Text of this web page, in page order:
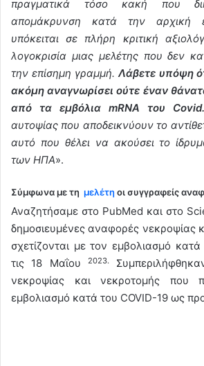
πραγματικά τόσο κακή που
απομάκρυνση κατά την αρχική
υπόκειται σε πλήρη κριτική
λογοκρισία μιας μελέτης που δεν
την επίσημη γραμμή. Λάβετε υπόψη
ακόμη αναγνωρίσει ούτε έναν
από τα εμβόλια mRNA του Covid.
αυτοψίας που αποδεικνύουν το
αυτό που θέλει να ακούσει το
των ΗΠΑ».
Σύμφωνα με τη μελέτη οι συγγραφείς
Αναζητήσαμε στο PubMed και στο
δημοσιευμένες αναφορές νεκροψίας
σχετίζονται με τον εμβολιασμό
τις 18 Μαΐου
2023.
νεκροψίας και νεκροτομής που
εμβολιασμό κατά του COVID-19 ως